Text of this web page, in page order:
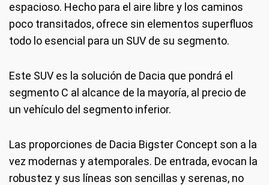
espacioso. Hecho para el aire libre y los caminos
poco transitados, ofrece sin elementos superfluos
todo lo esencial para un SUV de su segmento.
Este SUV es la solución de Dacia que pondrá el
segmento C al alcance de la mayoría, al precio de
un vehículo del segmento inferior.
Las proporciones de Dacia Bigster Concept son a la
vez modernas y atemporales. De entrada, evocan la
robustez y sus líneas son sencillas y serenas, no